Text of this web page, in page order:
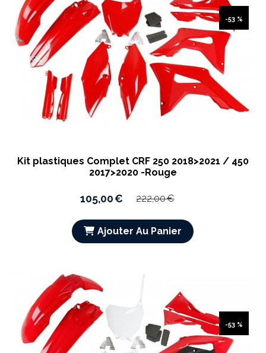
-53 %
Kit plastiques Complet CRF 250 2018>2021 / 450
2017>2020 -Rouge
105,00€ 222,00€
Ajouter Au Panier
-53 %